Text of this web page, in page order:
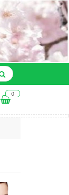
Chăm Sóc...
0